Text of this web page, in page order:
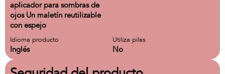
aplicador para sombras de
ojos Un maletín reutilizable
con espejo
Idioma producto
Inglés
Utiliza pilas
No